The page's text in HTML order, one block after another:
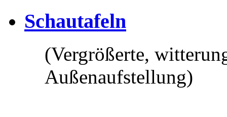
Schautafeln
(Vergrößerte,
Außenaufstellung)